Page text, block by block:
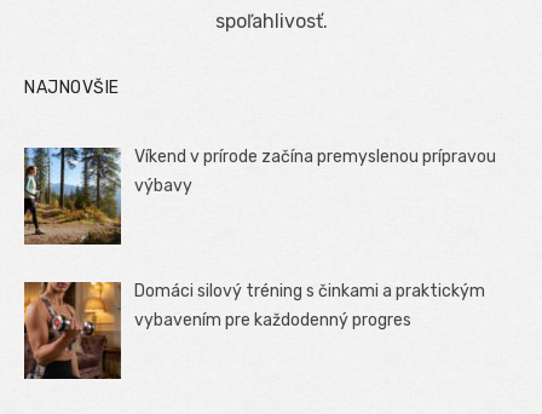
spoľahlivosť.
NAJNOVŠIE
Víkend v prírode začína premyslenou prípravou
výbavy
Domáci silový tréning s činkami a praktickým
vybavením pre každodenný progres